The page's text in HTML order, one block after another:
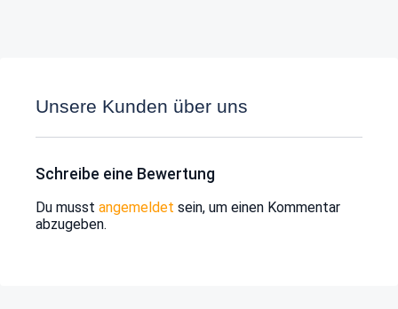
Unsere Kunden über uns
Schreibe eine Bewertung
Du musst angemeldet sein, um einen Kommentar
abzugeben.